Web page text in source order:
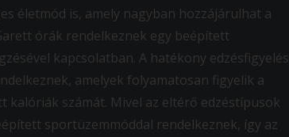
életmód is, amely nagyban hozzájárulhat a
órák rendelkeznek egy beépített
kapcsolatban. A hatékony edzésfigyelés
amelyek folyamatosan figyelik a
kalóriák számát. Mivel az eltérő edzéstípusok
sportüzemmóddal rendelkeznek, így az